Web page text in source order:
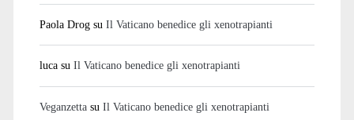
Paola Drogsu Il Vaticano benedice gli xenotrapianti
lucasu Il Vaticano benedice gli xenotrapianti
Veganzettasu Il Vaticano benedice gli xenotrapianti